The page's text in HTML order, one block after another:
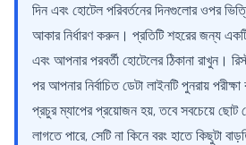
দিন এবং হোটেল পরিবর্তনের দিনগুলোর ওপর
আকার নির্ধারণ করুন। প্রতিটি শহরের জন্য
এবং আপনার পরবর্তী হোটেলের ঠিকানা রাখুন।
পর আপনার নির্বাচিত ডেটা লাইনটি পুনরায়
প্রচুর ম্যাপের প্রয়োজন হয়, তবে সবচেয়ে ছোট
লাগতে পারে, সেটি না কিনে বরং হাতে কিছুটা